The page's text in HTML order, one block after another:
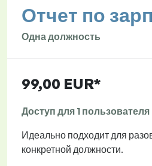
Отчет по
Одна должность
99,00 EUR*
Доступ для 1 пользователя
Идеально подходит для
конкретной должности.